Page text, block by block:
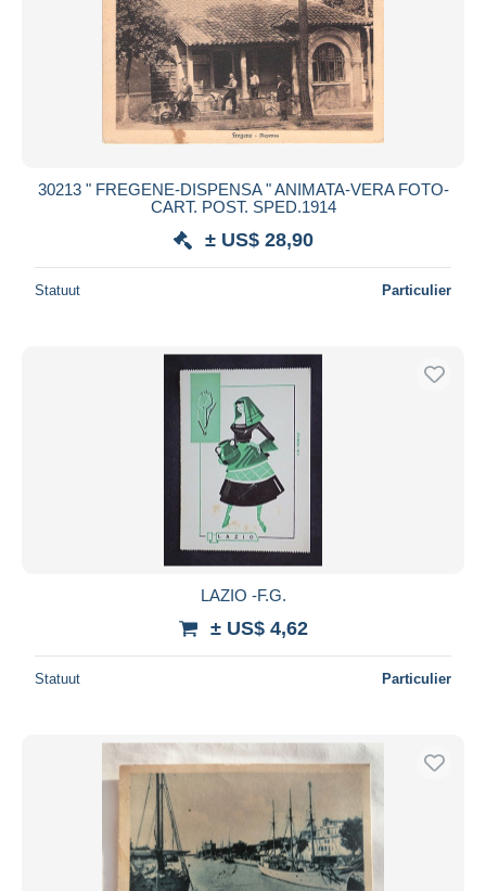
30213 " FREGENE-DISPENSA " ANIMATA-VERA FOTO-
CART. POST. SPED.1914
± US$ 28,90
Statuut Particulier
LAZIO -F.G.
± US$ 4,62
Statuut Particulier